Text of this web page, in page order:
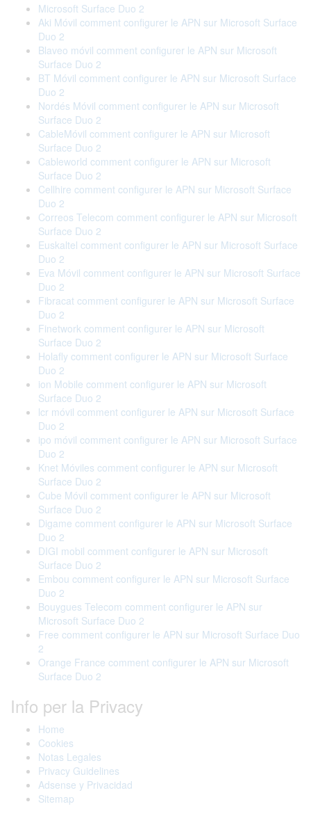
Microsoft Surface Duo 2
Aki Móvil comment configurer le APN sur Microsoft Surface
Duo 2
Blaveo móvil comment configurer le APN sur Microsoft
Surface Duo 2
BT Móvil comment configurer le APN sur Microsoft Surface
Duo 2
Nordés Móvil comment configurer le APN sur Microsoft
Surface Duo 2
CableMóvil comment configurer le APN sur Microsoft
Surface Duo 2
Cableworld comment configurer le APN sur Microsoft
Surface Duo 2
Cellhire comment configurer le APN sur Microsoft Surface
Duo 2
Correos Telecom comment configurer le APN sur Microsoft
Surface Duo 2
Euskaltel comment configurer le APN sur Microsoft Surface
Duo 2
Eva Móvil comment configurer le APN sur Microsoft Surface
Duo 2
Fibracat comment configurer le APN sur Microsoft Surface
Duo 2
Finetwork comment configurer le APN sur Microsoft
Surface Duo 2
Holafly comment configurer le APN sur Microsoft Surface
Duo 2
ion Mobile comment configurer le APN sur Microsoft
Surface Duo 2
lcr móvil comment configurer le APN sur Microsoft Surface
Duo 2
ipo móvil comment configurer le APN sur Microsoft Surface
Duo 2
Knet Móviles comment configurer le APN sur Microsoft
Surface Duo 2
Cube Móvil comment configurer le APN sur Microsoft
Surface Duo 2
Digame comment configurer le APN sur Microsoft Surface
Duo 2
DIGI mobil comment configurer le APN sur Microsoft
Surface Duo 2
Embou comment configurer le APN sur Microsoft Surface
Duo 2
Bouygues Telecom comment configurer le APN sur
Microsoft Surface Duo 2
Free comment configurer le APN sur Microsoft Surface Duo
2
Orange France comment configurer le APN sur Microsoft
Surface Duo 2
Info per la Privacy
Home
Cookies
Notas Legales
Privacy Guidelines
Adsense y Privacidad
Sitemap